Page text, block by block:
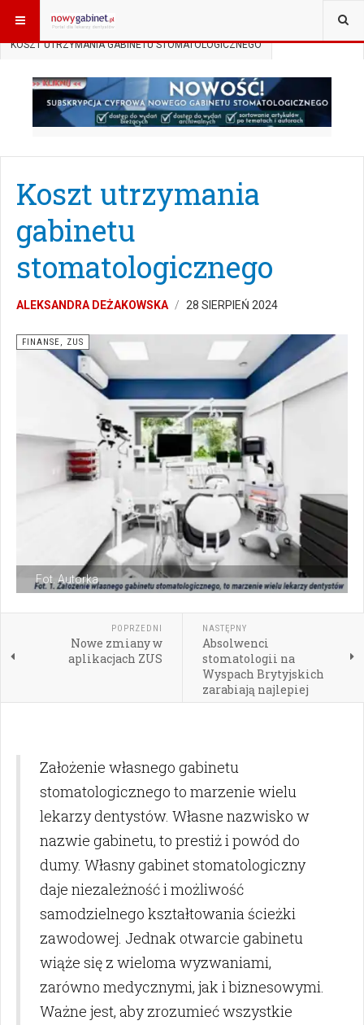
JESTEŚ TUTAJ: START
KOSZT UTRZYMANIA GABINETU STOMATOLOGICZNEGO
Koszt utrzymania
gabinetu
stomatologicznego
ALEKSANDRA DEŻAKOWSKA 28 SIERPIEŃ 2024
Fot. Autorka
FINANSE, ZUS
POPRZEDNI
Nowe zmiany w
aplikacjach ZUS
NASTĘPNY
Absolwenci
stomatologii na
Wyspach Brytyjskich
zarabiają najlepiej
Założenie własnego gabinetu
stomatologicznego to marzenie wielu
lekarzy dentystów. Własne nazwisko w
nazwie gabinetu, to prestiż i powód do
dumy. Własny gabinet stomatologiczny
daje niezależność i możliwość
samodzielnego kształtowania ścieżki
zawodowej. Jednak otwarcie gabinetu
wiąże się z wieloma wyzwaniami,
zarówno medycznymi, jak i biznesowymi.
Ważne jest, aby zrozumieć wszystkie